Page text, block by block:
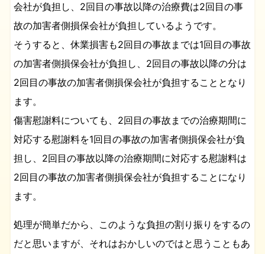
会社が負担し、2回目の事故以降の治療費は2回目の事
故の加害者側損保会社が負担しているようです。
そうすると、休業損害も2回目の事故までは1回目の事故
の加害者側損保会社が負担し、2回目の事故以降の分は
2回目の事故の加害者側損保会社が負担することとなり
ます。
傷害慰謝料についても、2回目の事故までの治療期間に
対応する慰謝料を1回目の事故の加害者側損保会社が負
担し、2回目の事故以降の治療期間に対応する慰謝料は
2回目の事故の加害者側損保会社が負担することになり
ます。
処理が簡単だから、このような負担の割り振りをするの
だと思いますが、それはおかしいのではと思うこともあ